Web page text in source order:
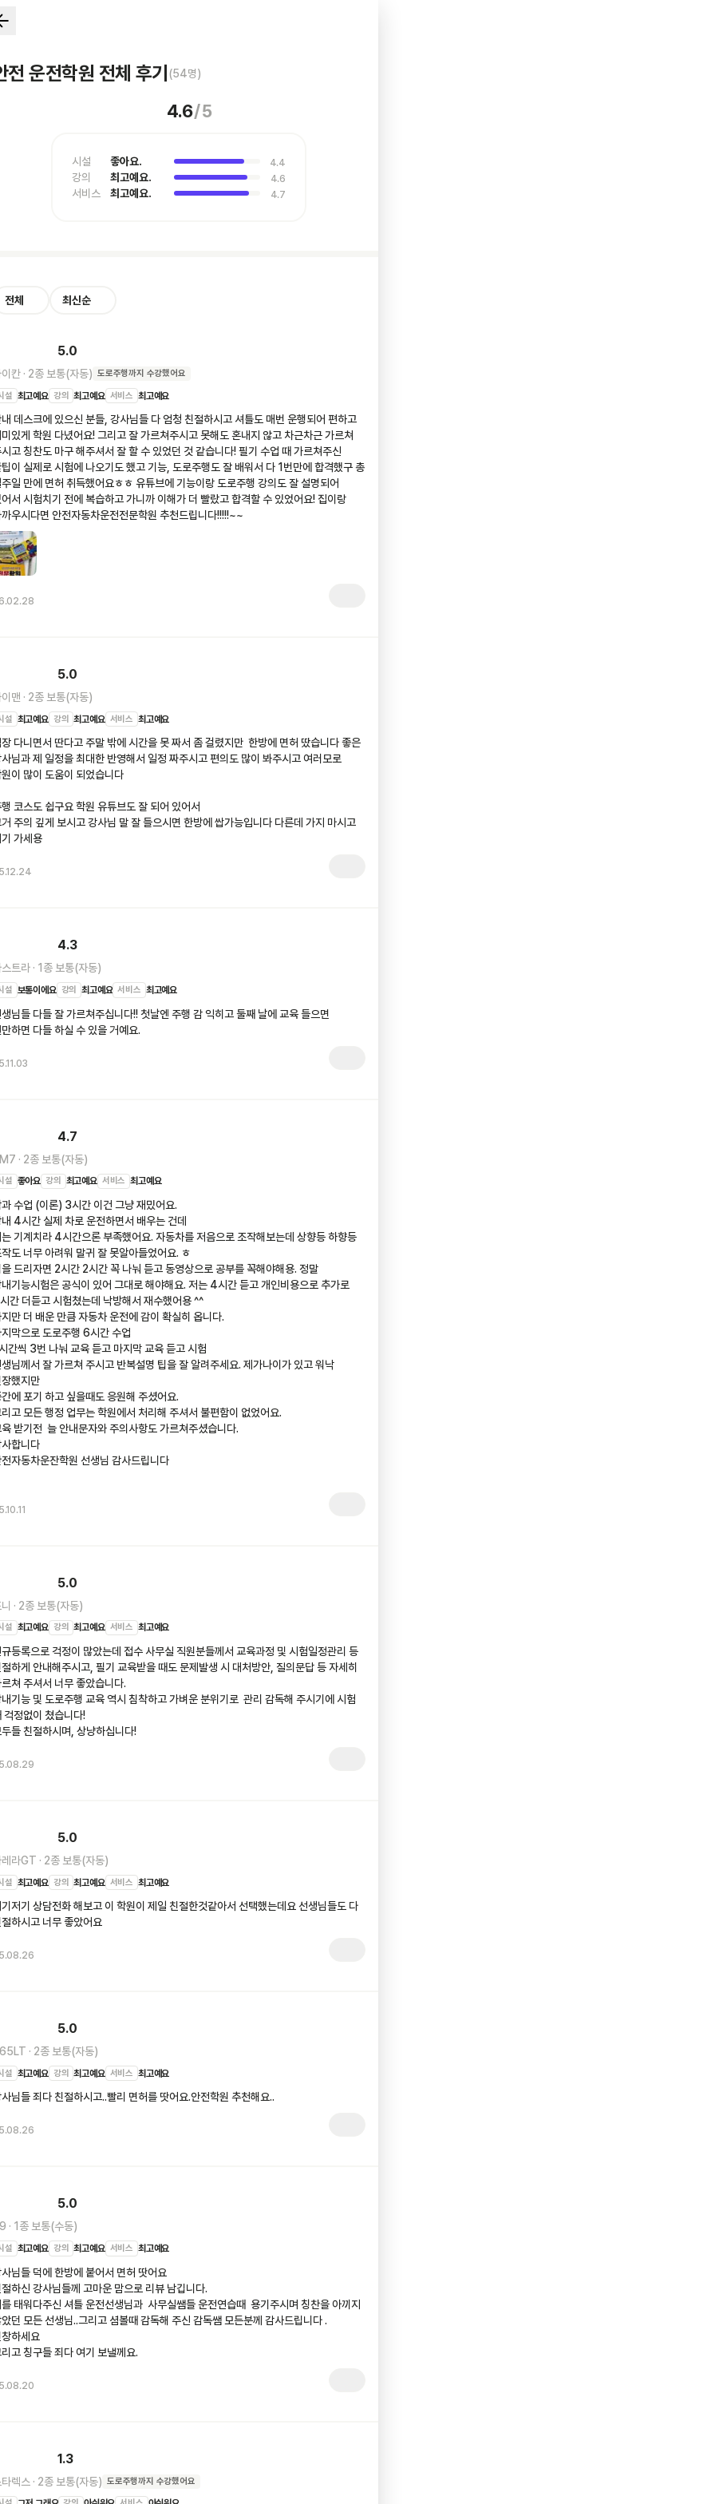
전 운전학원 전체 후기 (54명)
4.6/5
시설 좋아요. 4.4
강의 최고예요. 4.6
서비스 최고예요. 4.7
전체 최신순
5.0
이칸 · 2종 보통(자동) 도로주행까지 수강했어요
설 최고예요 강의 최고예요 서비스 최고예요
데스크에 있으신 분들, 강사님들 다 엄청 친절하시고 셔틀도 매번 운행되어 편하고
있게 학원 다녔어요! 그리고 잘 가르쳐주시고 못해도 혼내지 않고 차근차근 가르쳐
고 칭찬도 마구 해주셔서 잘 할 수 있었던 것 같습니다! 필기 수업 때 가르쳐주신
이 실제로 시험에 나오기도 했고 기능, 도로주행도 잘 배워서 다 1번만에 합격했구 총
주일 만에 면허 취득했어요ㅎㅎ 유튜브에 기능이랑 도로주행 강의도 잘 설명되어
서 시험치기 전에 복습하고 가니까 이해가 더 빨랐고 합격할 수 있었어요! 집이랑
우시다면 안전자동차운전전문학원 추천드립니다!!!!!~~
5.0
맨 · 2종 보통(자동)
설 최고예요 강의 최고예요 서비스 최고예요
장 다니면서 딴다고 주말 밖에 시간을 못 짜서 좀 걸렸지만  한방에 면허 땄습니다 좋은
님과 제 일정을 최대한 반영해서 일정 짜주시고 편의도 많이 봐주시고 여러모로
이 많이 도움이 되었습니다
코스도 쉽구요 학원 유튜브도 잘 되어 있어서
주의 깊게 보시고 강사님 말 잘 들으시면 한방에 쌉가능입니다 다른데 가지 마시고
가세용
4.3
스트라 · 1종 보통(자동)
설 보통이에요 강의 최고예요 서비스 최고예요
님들 다들 잘 가르쳐주십니다!! 첫날엔 주행 감 익히고 둘째 날에 교육 들으면
하면 다들 하실 수 있을 거예요.
4.7
· 2종 보통(자동)
설 좋아요 강의 최고예요 서비스 최고예요
수업 (이론) 3시간 이건 그냥 재밌어요.
4시간 실제 차로 운전하면서 배우는 건데
기계치라 4시간으론 부족했어요. 자동차를 저음으로 조작해보는데 상향등 하향등
작도 너무 아려워 말귀 잘 못알아들었어요. ㅎ
을 드리자면 2시간 2시간 꼭 나눠 듣고 동영상으로 공부를 꼭해야해용. 정말
기능시험은 공식이 있어 그대로 해야해요. 저는 4시간 듣고 개인비용으로 추가로
간 더듣고 시험쳤는데 낙방해서 재수했어용 ^^
만 더 배운 만큼 자동차 운전에 감이 확실히 옵니다.
지막으로 도로주행 6시간 수업
간씩 3번 나눠 교육 듣고 마지막 교육 듣고 시험
님께서 잘 가르쳐 주시고 반복설명 팁을 잘 알려주세요. 제가나이가 있고 워낙
했지만
에 포기 하고 싶을때도 응원해 주셨어요.
고 모든 행정 업무는 학원에서 처리해 주셔서 불편함이 없었어요.
받기전  늘 안내문자와 주의사항도 가르쳐주셨습니다.
합니다
자동차운잔학원 선생님 감사드립니다
5.0
· 2종 보통(자동)
설 최고예요 강의 최고예요 서비스 최고예요
규등록으로 걱정이 많았는데 접수 사무실 직원분들께서 교육과정 및 시험일정관리 등
절하게 안내해주시고, 필기 교육받을 때도 문제발생 시 대처방안, 질의문답 등 자세히
쳐 주셔서 너무 좋았습니다.
기능 및 도로주행 교육 역시 침착하고 가벼운 분위기로  관리 감독해 주시기에 시험
걱정없이 쳤습니다!
두들 친절하시며, 상냥하십니다!
5.0
레라GT · 2종 보통(자동)
설 최고예요 강의 최고예요 서비스 최고예요
저기 상담전화 해보고 이 학원이 제일 친절한것같아서 선택했는데요 선생님들도 다
절하시고 너무 좋았어요
5.0
· 2종 보통(자동)
설 최고예요 강의 최고예요 서비스 최고예요
님들 죄다 친절하시고..빨리 면허를 땃어요.안전학원 추천해요..
5.0
· 1종 보통(수동)
설 최고예요 강의 최고예요 서비스 최고예요
님들 덕에 한방에 붙어서 면허 땃어요
절하신 강사님들께 고마운 맘으로 리뷰 남깁니다.
태워다주신 셔틀 운전선생님과  사무실쌤들 운전연습때  용기주시며 칭찬을 아끼지
던 모든 선생님..그리고 셤볼때 감독해 주신 감독쌤 모든분께 감사드립니다 .
창하세요
고 칭구들 죄다 여기 보낼께요.
1.3
타렉스 · 2종 보통(자동) 도로주행까지 수강했어요